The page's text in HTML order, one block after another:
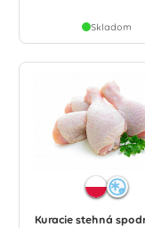
Skladom
Kuracie stehná